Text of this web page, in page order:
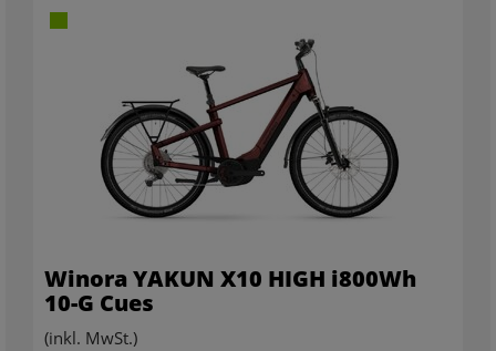
Winora YAKUN X10 HIGH i800Wh
10-G Cues
(inkl. MwSt.)